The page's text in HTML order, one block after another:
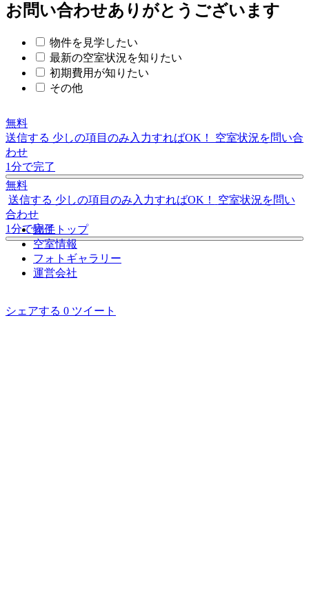
お問い合わせありがとうございます
物件を見学したい
最新の空室状況を知りたい
初期費用が知りたい
その他
無料
送信する 少しの項目のみ入力すればOK！
空室状況を問い合
わせ
1分で完了
無料
送信する 少しの項目のみ入力すればOK！
空室状況を問い
合わせ
1分で完了物件トップ
空室情報
フォト ギャラリー
運営会社
シェアする 0 ツイート